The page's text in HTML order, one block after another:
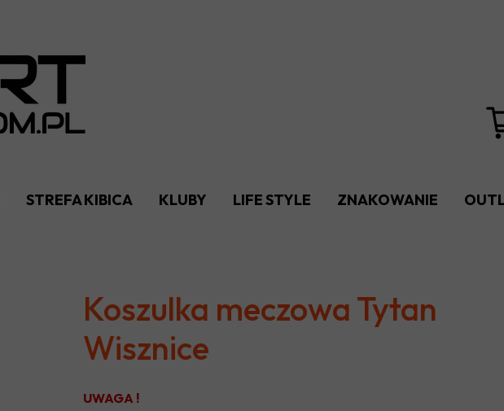
STREFA KIBICA KLUBY
SRS ZAMIENIE
BÓBR TŁUSZCZ
LIFE STYLE ZNAKOWANIE
UWAGA !
Koszulka meczowa Tytan
Wisznice